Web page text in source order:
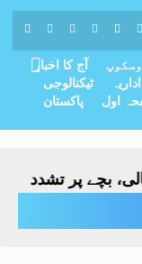
آج کا اخبار
ٹیکنالوجی
اداریہ
پاکستان
اول
پر تشدد - دوکوٹہ: